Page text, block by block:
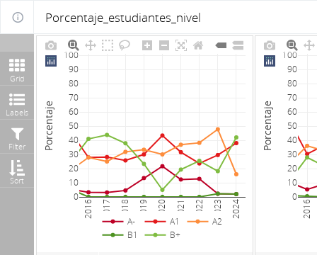
Porcentaje_estudiantes_nivel
Grid
Labels
Filter
Sort
2016 2017 2018 2019 2020 2021 2022 2023 2024
0
10
20
30
40
50
60
70
80
90
100
A- A1
A2
B1
B+
Porcentaje
2016
0
10
20
30
40
50
60
70
80
90
100
Porcentaje